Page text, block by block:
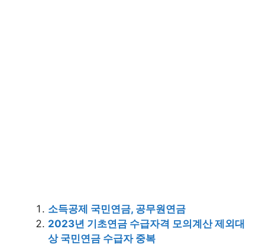
소득공제 국민연금, 공무원연금
2023년 기초연금 수급자격 모의계산 제외대
상 국민연금 수급자 중복